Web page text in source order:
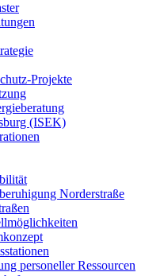
Projekte
(ISEK)
Norderstraße
personeller Ressourcen